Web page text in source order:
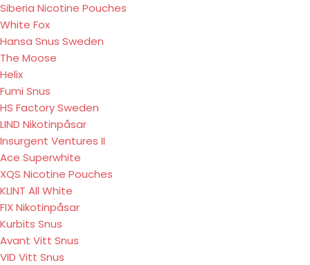
Siberia Nicotine Pouches
White Fox
Hansa Snus Sweden
The Moose
Helix
Fumi Snus
HS Factory Sweden
LIND Nikotinpåsar
Insurgent Ventures II
Ace Superwhite
XQS Nicotine Pouches
KLINT All White
FIX Nikotinpåsar
Kurbits Snus
Avant Vitt Snus
VID Vitt Snus